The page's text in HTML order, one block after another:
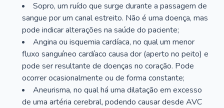
Sopro, um ruído que surge durante a passagem de
sangue por um canal estreito. Não é uma doença, mas
pode indicar alterações na saúde do paciente;
Angina ou isquemia cardíaca, no qual um menor
fluxo sanguíneo cardíaco causa dor (aperto no peito) e
pode ser resultante de doenças no coração. Pode
ocorrer ocasionalmente ou de forma constante;
Aneurisma, no qual há uma dilatação em excesso
de uma artéria cerebral, podendo causar desde AVC